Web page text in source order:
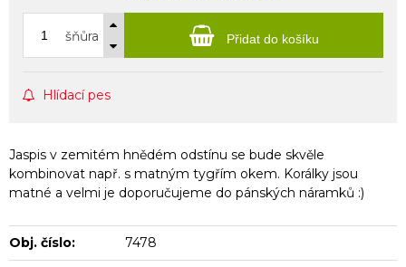
šňůra Přidat do košíku
Hlídací pes
Jaspis v zemitém hnědém odstínu se bude skvěle
kombinovat např. s matným tygřím okem. Korálky jsou
matné a velmi je doporučujeme do pánských náramků :)
Obj. číslo: 7478